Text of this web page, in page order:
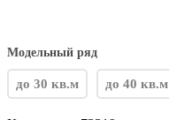
Модельный ряд
до 30 кв.м до 40 кв.м